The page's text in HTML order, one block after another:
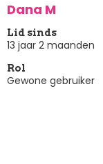
Dana M
Lid sinds
13 jaar 2 maanden
Rol
Gewone gebruiker